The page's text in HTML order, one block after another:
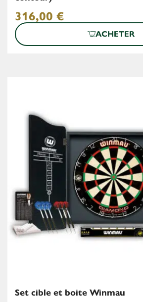
316,00 €
ACHETER
Set cible et boite Winmau